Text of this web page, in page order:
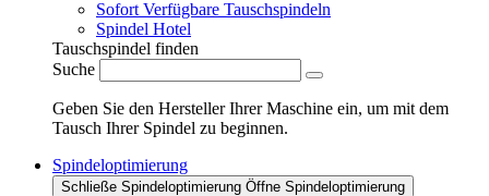
Sofort Verfügbare Tauschspindeln
Spindel Hotel
Tauschspindel finden
Suche
Geben Sie den Hersteller Ihrer Maschine ein, um mit dem
Tausch Ihrer Spindel zu beginnen.
Spindeloptimierung
Schließe Spindeloptimierung Öffne Spindeloptimierung